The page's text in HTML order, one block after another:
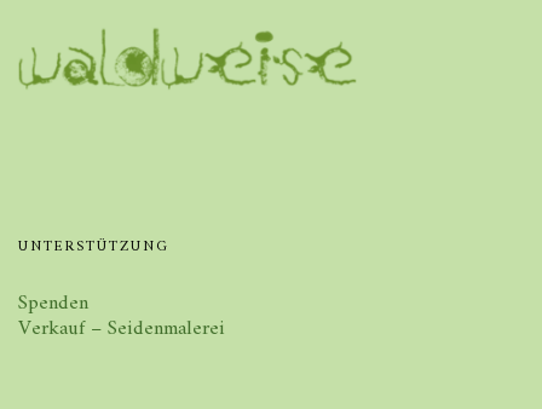
UNTERSTÜTZUNG
Spenden
Verkauf – Seidenmalerei